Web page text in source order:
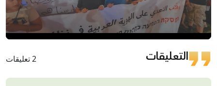
Video
التعليقات 2 تعليقات